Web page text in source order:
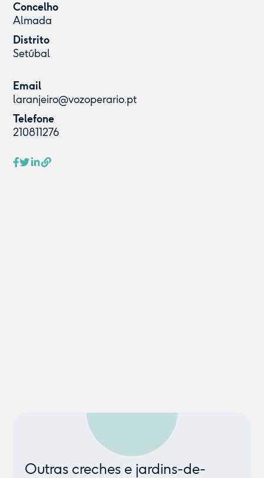
Concelho
Almada
Distrito
Setúbal
Email
laranjeiro@vozoperario.pt
Telefone
210811276
Outras creches e jardins-de-